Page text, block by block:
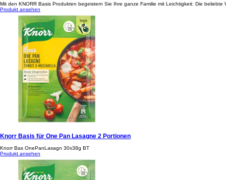
Mit den KNORR Basis Produkten begeistern Sie Ihre ganze Familie mit Leichtigkeit: Die
Produkt ansehen
Knorr Basis für One Pan Lasagne 2 Portionen
Knorr Bas OnePanLasagn 30x38g BT
Produkt ansehen